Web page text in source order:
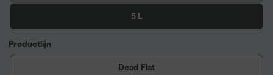
5 L
Productlijn
Dead Flat